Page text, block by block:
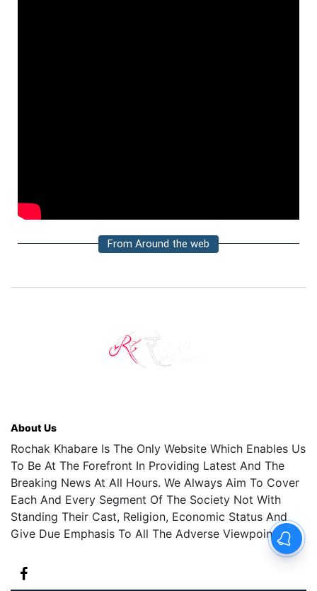
From Around the web
About Us
Rochak Khabare Is The Only Website Which Enables Us
To Be At The Forefront In Providing Latest And The
Breaking News At All Hours. We Always Aim To Cover
Each And Every Segment Of The Society Not With
Standing Their Cast, Religion, Economic Status And
Give Due Emphasis To All The Adverse Viewpoints.